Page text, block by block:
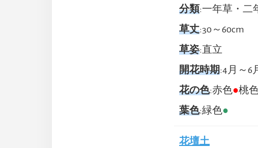
分類:一年草・二
草丈:30～60cm
草姿:直立
開花時期:4月～6
花の色:赤色●桃
葉色:緑色●
花壇土